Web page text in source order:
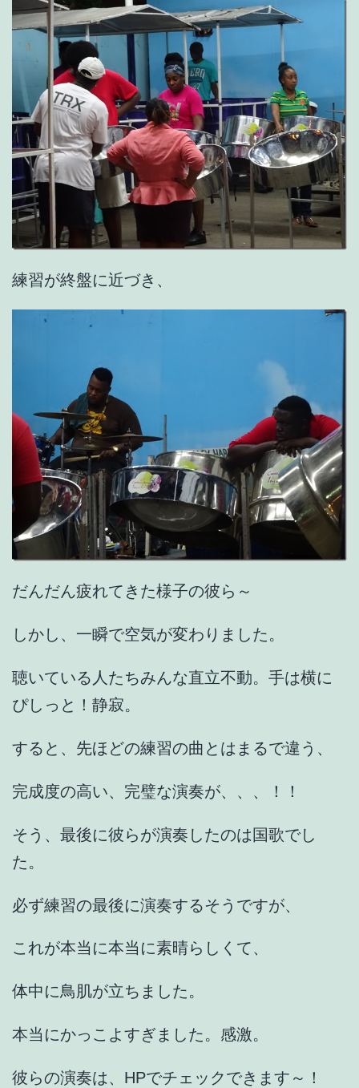
練習が終盤に近づき、
だんだん疲れてきた様子の彼ら～
しかし、一瞬で空気が変わりました。
聴いている人たちみんな直立不動。手は横に
ぴしっと！静寂。
すると、先ほどの練習の曲とはまるで違う、
完成度の高い、完璧な演奏が、、、！！
そう、最後に彼らが演奏したのは国歌でし
た。
必ず練習の最後に演奏するそうですが、
これが本当に本当に素晴らしくて、
体中に鳥肌が立ちました。
本当にかっこよすぎました。感激。
彼らの演奏は、HPでチェックできます～！